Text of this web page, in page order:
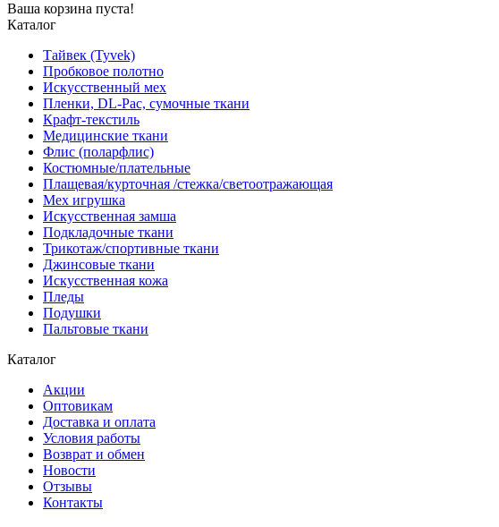
Ваша корзина пуста!
Каталог
Тайвек (Tyvek)
Пробковое полотно
Искусственный мех
Пленки, DL-Pac, сумочные ткани
Крафт-текстиль
Медицинские ткани
Флис (поларфлис)
Костюмные/плательные
Плащевая/курточная /стежка/светоотражающая
Мех игрушка
Искусственная замша
Подкладочные ткани
Трикотаж/спортивные ткани
Джинсовые ткани
Искусственная кожа
Пледы
Подушки
Пальтовые ткани
Каталог
Акции
Оптовикам
Доставка и оплата
Условия работы
Возврат и обмен
Новости
Отзывы
Контакты